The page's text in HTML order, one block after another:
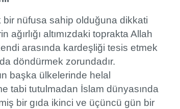
bir nüfusa sahip olduğuna dikkati
altımızdaki toprakta Allah
arasında kardeşliği tesis etmek
döndürmek zorundadır.
başka ülkelerinde helal
tabi tutulmadan İslam dünyasında
bir gıda ikinci ve üçüncü gün bir